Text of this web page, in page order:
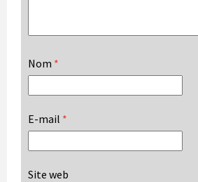
Nom *
E-mail *
Site web